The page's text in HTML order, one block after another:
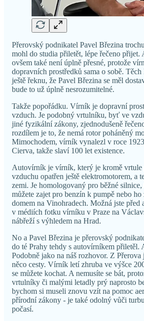
Přerovský podnikatel Pavel Březina
mohl do studia přiletět, lépe řečeno přijet.
ovšem také není úplně přesné, protože
dopravních prostředků sama o sobě.
ještě řeknu, že Pavel Březina se měl
bude to už úplně nesrozumitelné.
Takže popořádku. Vírník je dopravní
vzduch. Je podobný vrtulníku, byť ve
jiné fyzikální zákony, zjednodušeně
rozdílem je to, že nemá rotor poháněný
Mimochodem, vírník vynalezl v roce
Cierva, takže slaví 100 let existence.
Autovírník je vírník, který je kromě vrtule
vzduchu opatřen ještě elektromotorem, a
zemi. Je homologovaný pro běžné silnice,
můžete zajet pro benzín k pumpě nebo ho
domem na Vinohradech. Možná jste před
v médiích fotku vírníku v Praze na
nábřeží s výhledem na Hrad.
No a Pavel Březina je přerovský
do té Prahy tehdy s autovírníkem přiletěl.
Podobně jako na náš rozhovor. Z Přerova
něco cesty. Vírník letí zhruba ve výšce
se můžete kochat. A nemusíte se bát,
vrtulníky či malými letadly prý naprosto
bychom si museli znovu vzít na pomoc
přírodní zákony - je také odolný vůči
počasí.